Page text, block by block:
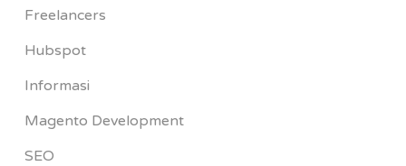
Freelancers
Hubspot
Informasi
Magento Development
SEO